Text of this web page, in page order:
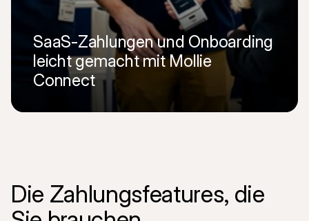
SaaS-Zahlungen und Onboarding
leicht gemacht mit Mollie
Connect
Die Zahlungsfeatures, die